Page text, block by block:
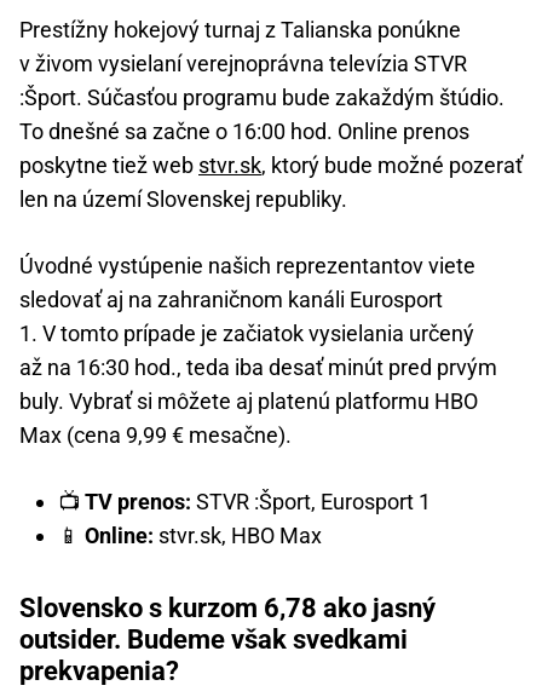
Prestížny hokejový turnaj z Talianska ponúkne
v živom vysielaní verejnoprávna televízia STVR
:Šport. Súčasťou programu bude zakaždým štúdio.
To dnešné sa začne o 16:00 hod. Online prenos
poskytne tiež web stvr.sk, ktorý bude možné pozerať
len na území Slovenskej republiky.
Úvodné vystúpenie našich reprezentantov viete
sledovať aj na zahraničnom kanáli Eurosport
1. V tomto prípade je začiatok vysielania určený
až na 16:30 hod., teda iba desať minút pred prvým
buly. Vybrať si môžete aj platenú platformu HBO
Max (cena 9,99 € mesačne).
📺 TV prenos: STVR :Šport, Eurosport 1
📱 Online: stvr.sk, HBO Max
Slovensko s kurzom 6,78 ako jasný
outsider. Budeme však svedkami
prekvapenia?